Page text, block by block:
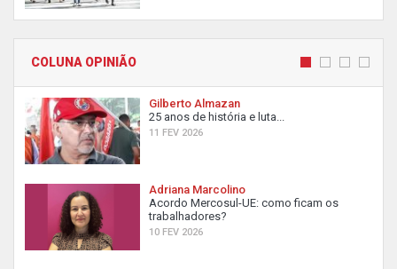
COLUNA OPINIÃO
Gilberto Almazan
25 anos de história e luta...
11 FEV 2026
Adriana Marcolino
Acordo Mercosul-UE: como ficam os
trabalhadores?
10 FEV 2026